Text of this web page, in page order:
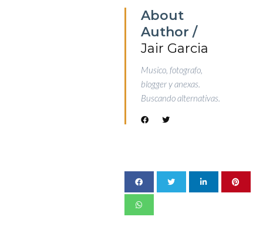
About
Author /
Jair Garcia
Musico, fotografo,
blogger y anexas.
Buscando alternativas.